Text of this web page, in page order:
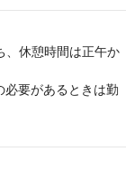
、休憩時間は正午か
必要があるときは勤